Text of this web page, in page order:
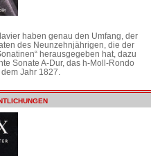
haben genau den Umfang, der
des Neunzehnjährigen, die der
herausgegeben hat, dazu
Sonate A-Dur, das h-Moll-Rondo
Jahr 1827.